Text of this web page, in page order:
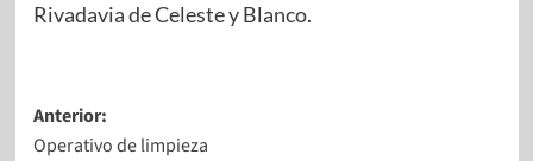
Rivadavia de Celeste y Blanco.
Anterior:
Operativo de limpieza